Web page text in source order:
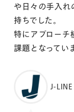
や日々の手入
持ちでした。
特にアプローチ
課題となってい
J-LINE